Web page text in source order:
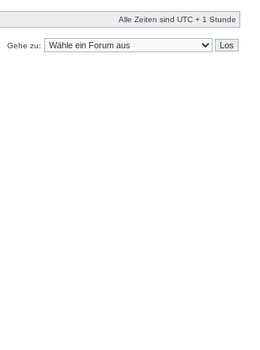
Alle Zeiten sind UTC + 1 Stunde
Gehe zu: